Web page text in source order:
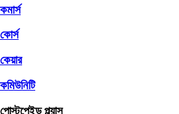
কমার্স
কোর্স
কেয়ার
কমিউনিটি
পোস্টপেইড প্ল্যান্স